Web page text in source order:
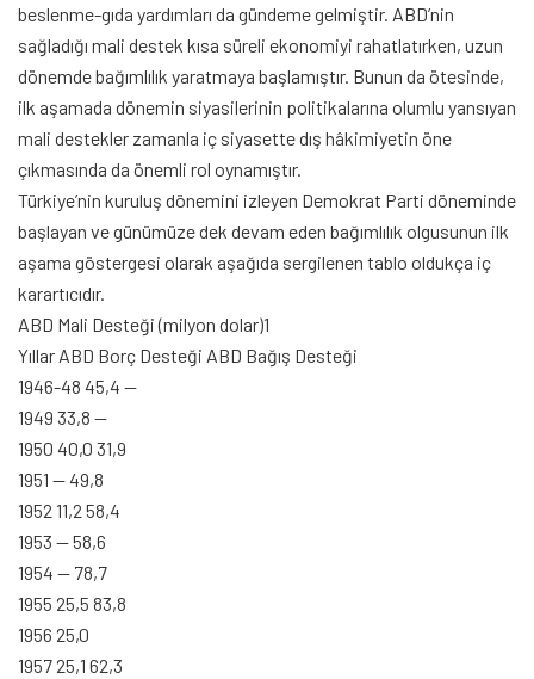
beslenme-gıda yardımları da gündeme gelmiştir. ABD’nin
sağladığı mali destek kısa süreli ekonomiyi rahatlatırken, uzun
dönemde bağımlılık yaratmaya başlamıştır. Bunun da ötesinde,
ilk aşamada dönemin siyasilerinin politikalarına olumlu yansıyan
mali destekler zamanla iç siyasette dış hâkimiyetin öne
çıkmasında da önemli rol oynamıştır.
Türkiye’nin kuruluş dönemini izleyen Demokrat Parti döneminde
başlayan ve günümüze dek devam eden bağımlılık olgusunun ilk
aşama göstergesi olarak aşağıda sergilenen tablo oldukça iç
karartıcıdır.
ABD Mali Desteği (milyon dolar)1
Yıllar ABD Borç Desteği ABD Bağış Desteği
1946-48 45,4 —
1949 33,8 —
1950 40,0 31,9
1951 — 49,8
1952 11,2 58,4
1953 — 58,6
1954 — 78,7
1955 25,5 83,8
1956 25,0
1957 25,1 62,3